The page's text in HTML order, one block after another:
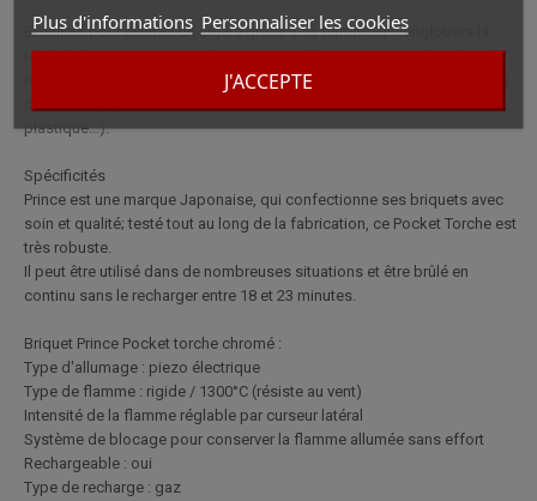
Plus d'informations Personnaliser les cookies
J'ACCEPTE
Excellent pour allumer un cigare grâce à sa flamme qui englobera la
totalité de votre cigare. Ce briquet vous offre aussi une multitudes de
multifonctions et pourra vous aider à effectuer de nombreuses taches
de bricolage (souder, renforcer des métaux, fondre des morceaux de
plastique...).
Spécificités
Prince est une marque Japonaise, qui confectionne ses briquets avec
soin et qualité; testé tout au long de la fabrication, ce Pocket Torche est
très robuste.
Il peut être utilisé dans de nombreuses situations et être brûlé en
continu sans le recharger entre 18 et 23 minutes.
Briquet Prince Pocket torche chromé :
Type d'allumage : piezo électrique
Type de flamme : rigide / 1300°C (résiste au vent)
Intensité de la flamme réglable par curseur latéral
Système de blocage pour conserver la flamme allumée sans effort
Rechargeable : oui
Type de recharge : gaz